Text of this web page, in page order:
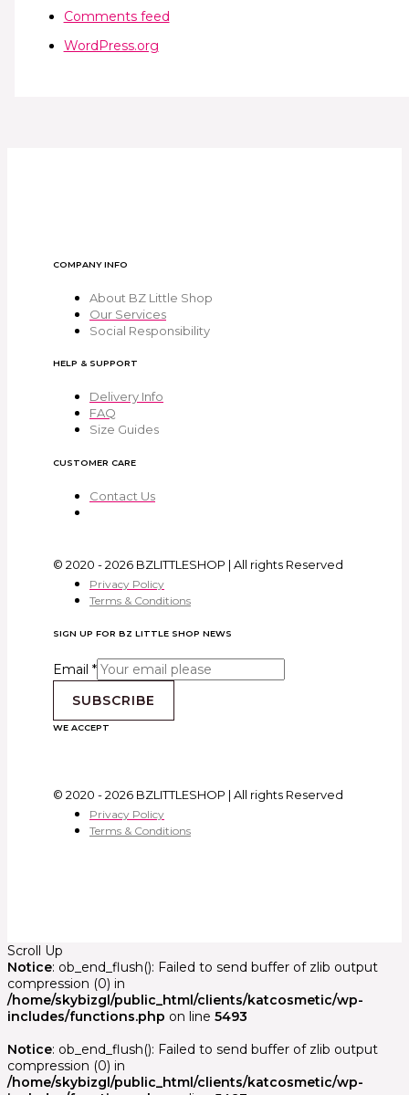
Comments feed
WordPress.org
COMPANY INFO
About BZ Little Shop
Our Services
Social Responsibility
HELP & SUPPORT
Delivery Info
FAQ
Size Guides
CUSTOMER CARE
Contact Us
© 2020 - 2026 BZLITTLESHOP | All rights Reserved
Privacy Policy
Terms & Conditions
SIGN UP FOR BZ LITTLE SHOP NEWS
Email *
SUBSCRIBE
WE ACCEPT
© 2020 - 2026 BZLITTLESHOP | All rights Reserved
Privacy Policy
Terms & Conditions
Scroll Up
Notice: ob_end_flush(): Failed to send buffer of zlib output
compression (0) in
/home/skybizgl/public_html/clients/katcosmetic/wp-
includes/functions.php on line 5493
Notice: ob_end_flush(): Failed to send buffer of zlib output
compression (0) in
/home/skybizgl/public_html/clients/katcosmetic/wp-